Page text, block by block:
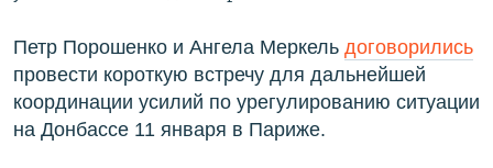
Петр Порошенко и Ангела Меркель договорились
провести короткую встречу для дальнейшей
координации усилий по урегулированию ситуации
на Донбассе 11 января в Париже.